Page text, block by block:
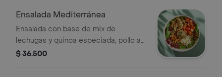
Ensalada Mediterránea
Ensalada con base de mix de
lechugas y quinoa especiada, pollo a
las hierbas, tomate cherry, queso feta,
$ 36.500